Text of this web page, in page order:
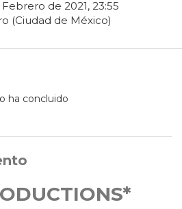
Febrero de 2021, 23:55
(Ciudad de México)
ha concluido